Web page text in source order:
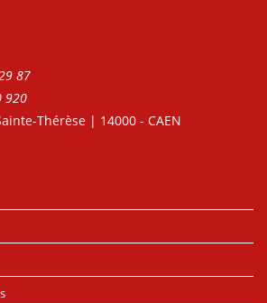
87
920
Thérèse | 14000 - CAEN